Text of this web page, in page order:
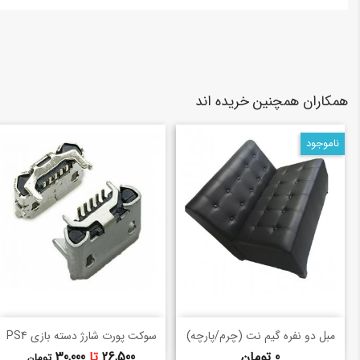
همکاران همچنین خریده اند
مبل دو نفره گیم نت (چرم/پارچه)
ناموجود
shopping_basketخرید سریع سوکت پورت شارژ دسته بازی PS4
shopping_basket خرید سریع